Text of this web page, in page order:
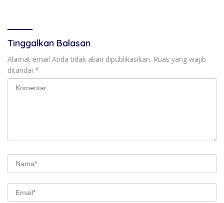
Tinggalkan Balasan
Alamat email Anda tidak akan dipublikasikan. Ruas yang wajib
ditandai *